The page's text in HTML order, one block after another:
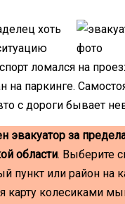
хоть
ломался на
на паркинге.
с дороги бывает
эвакуатор за
области. Выберите
пункт или район на
карту колесиками